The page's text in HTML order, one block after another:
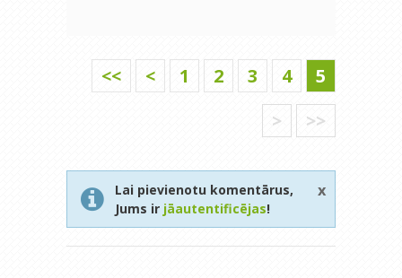
<< < 1 2 3 4
5
>
>>
Lai pievienotu komentārus,
Jums ir jāautentificējas!
x